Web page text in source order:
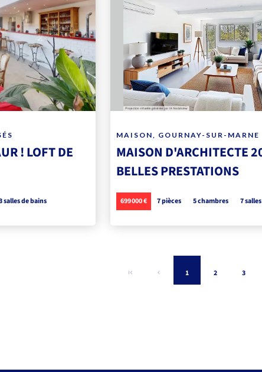
! LOFT DE
salles de bains
MAISON, GOURNAY-SUR-MARNE
MAISON D'ARCHITECTE
BELLES PRESTATIONS
699 000 € 7 pièces 5 chambres 7
1 2 3